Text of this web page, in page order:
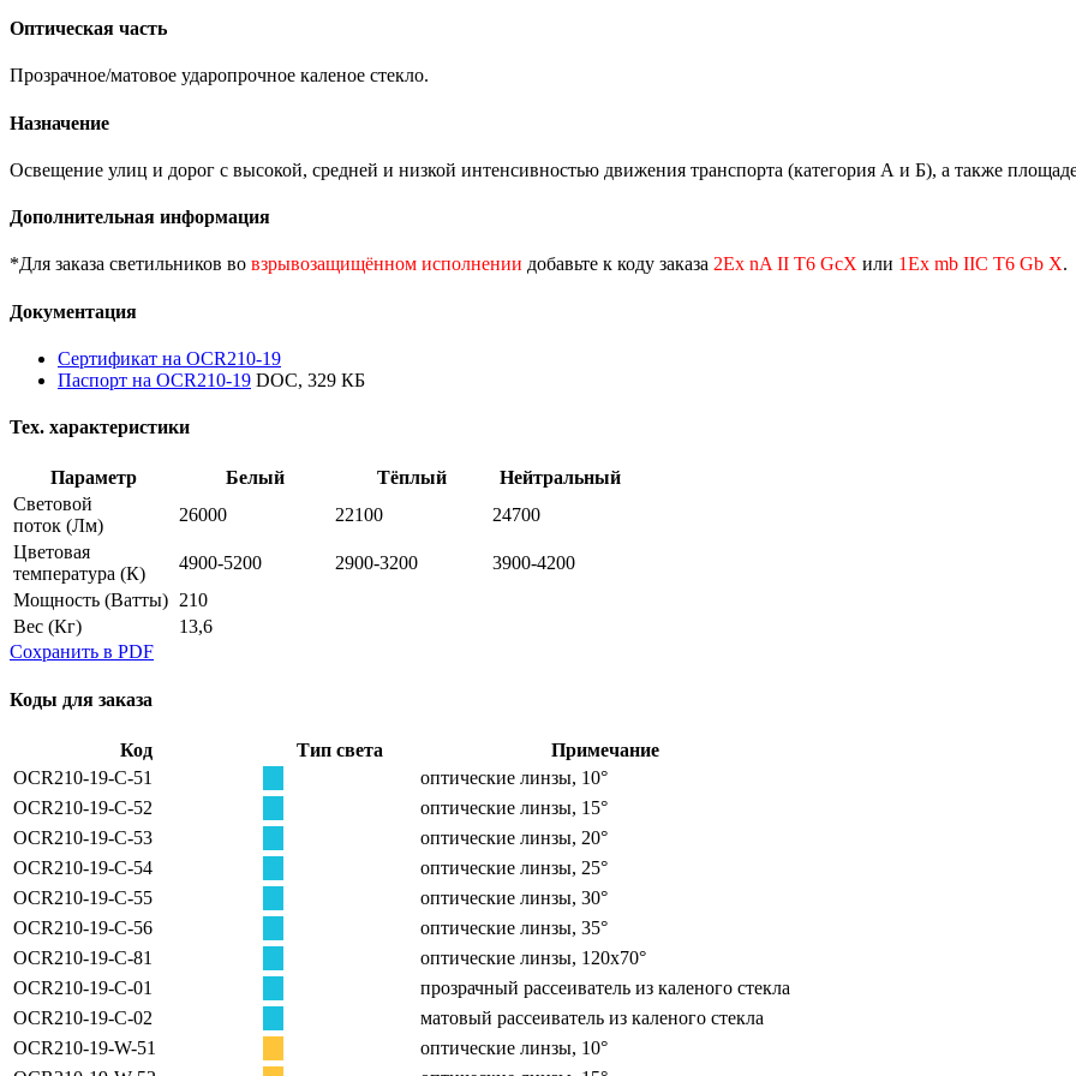
Оптическая часть
Прозрачное/матовое ударопрочное каленое стекло.
Назначение
Освещение улиц и дорог с высокой, средней и низкой интенсивностью движения транспорта (категория А и Б), а также
Дополнительная информация
*Для заказа светильников во взрывозащищённом исполнении добавьте к коду заказа 2Ех nA II T6 GcX или 1Ex mb IIC T6 Gb X.
Документация
Сертификат на OCR210-19
Паспорт на OCR210-19 DOC, 329 КБ
Тех. характеристики
Параметр Белый Тёплый
Нейтральный
Световой
поток (Лм)
26000 22100
24700
Цветовая
температура (К)
4900-5200 2900-3200
3900-4200
Мощность (Ватты) 210
Вес (Кг)
13,6
Сохранить в PDF
Коды для заказа
Код Тип света
Примечание
OCR210-19-C-51
оптические линзы, 10°
OCR210-19-C-52
оптические линзы, 15°
OCR210-19-C-53
оптические линзы, 20°
OCR210-19-C-54
оптические линзы, 25°
OCR210-19-C-55
оптические линзы, 30°
OCR210-19-C-56
оптические линзы, 35°
OCR210-19-C-81
оптические линзы, 120х70°
OCR210-19-C-01
прозрачный рассеиватель из каленого стекла
OCR210-19-C-02
матовый рассеиватель из каленого стекла
OCR210-19-W-51
оптические линзы, 10°